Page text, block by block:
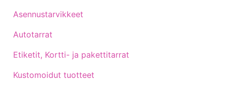
Asennustarvikkeet
Autotarrat
Etiketit, Kortti- ja pakettitarrat
Kustomoidut tuotteet